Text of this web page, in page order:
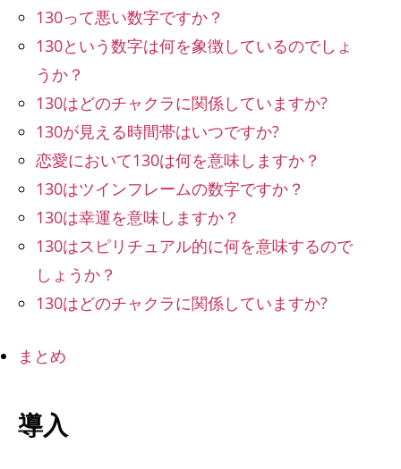
130って悪い数字ですか？
130という数字は何を象徴しているのでしょ
うか？
130はどのチャクラに関係していますか?
130が見える時間帯はいつですか?
恋愛において130は何を意味しますか？
130はツインフレームの数字ですか？
130は幸運を意味しますか？
130はスピリチュアル的に何を意味するので
しょうか？
130はどのチャクラに関係していますか?
まとめ
導入